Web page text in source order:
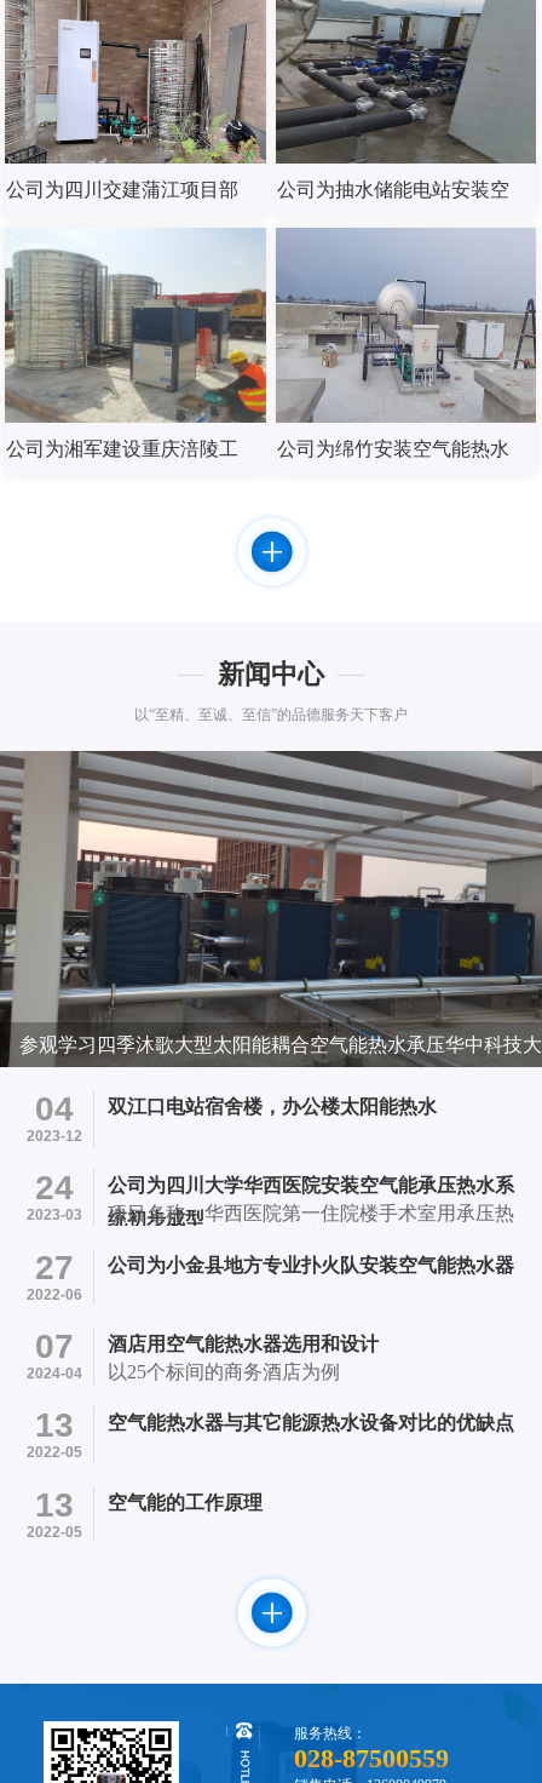
公司为四川交建蒲江项目部 公司为抽水储能电站安装空
公司为湘军建设重庆涪陵工 公司为绵竹安装空气能热水
新闻中心
以“至精、至诚、至信”的品德服务天下客户
参观学习四季沐歌大型太阳能耦合空气能热水承压华中科技大
04
2023-12
双江口电站宿舍楼，办公楼太阳能热水
24
2023-03
公司为四川大学华西医院安装空气能承压热水系
统初步成型
项目名称：华西医院第一住院楼手术室用承压热
医院内 项目简介：采用成都市笨笨机电设备有限
公司提供的4台四季沐歌超低温空气能13P热水机
27
2022-06
公司为小金县地方专业扑火队安装空气能热水器
07
2024-04
酒店用空气能热水器选用和设计
以25个标间的商务酒店为例
13
2022-05
空气能热水器与其它能源热水设备对比的优缺点
13
2022-05
空气能的工作原理
服务热线：
028-87500559